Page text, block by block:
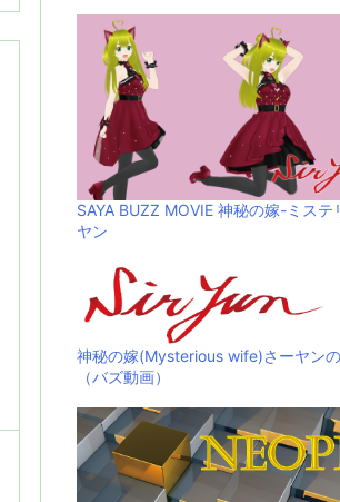
SAYA BUZZ MOVIE 神秘の嫁-ミステ
ヤン
神秘の嫁(Mysterious wife)さーヤン
（バズ動画）